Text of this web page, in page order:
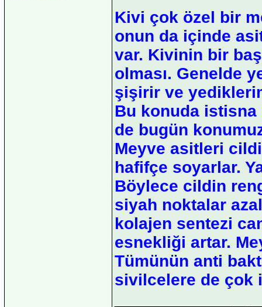
Kivi çok özel bir
onun da içinde
var. Kivinin bir
olması. Genelde
şişirir ve
Bu konuda
de bugün
Meyve asitleri
hafifçe soyarlar.
Böylece cildin
siyah noktalar
kolajen sentezi
esnekliği artar.
Tümünün anti
sivilcelere de çok